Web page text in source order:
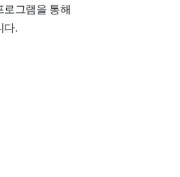
그램을 통해
다.